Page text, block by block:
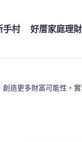
手村 好厝家庭理財
造更多財富可能性，